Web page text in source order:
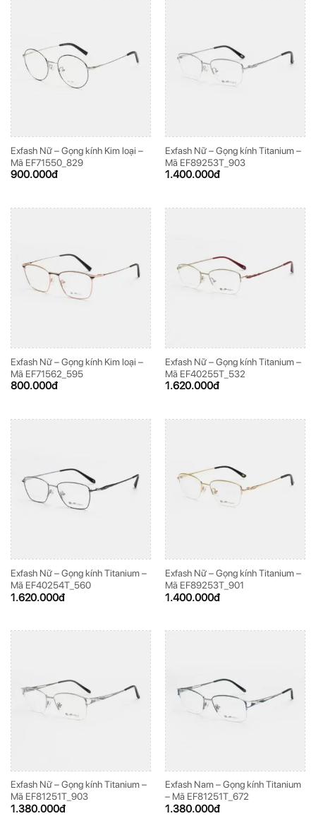
Exfash Nữ – Gọng kính Kim loại –
Mã EF71550_829
900.000đ
Exfash Nữ – Gọng kính Titanium –
Mã EF89253T_903
1.400.000đ
Exfash Nữ – Gọng kính Kim loại –
Mã EF71562_595
800.000đ
Exfash Nữ – Gọng kính Titanium –
Mã EF40255T_532
1.620.000đ
Exfash Nữ – Gọng kính Titanium –
Mã EF40254T_560
1.620.000đ
Exfash Nữ – Gọng kính Titanium –
Mã EF89253T_901
1.400.000đ
Exfash Nữ – Gọng kính Titanium –
Mã EF81251T_903
1.380.000đ
Exfash Nam – Gọng kính Titanium
– Mã EF81251T_672
1.380.000đ